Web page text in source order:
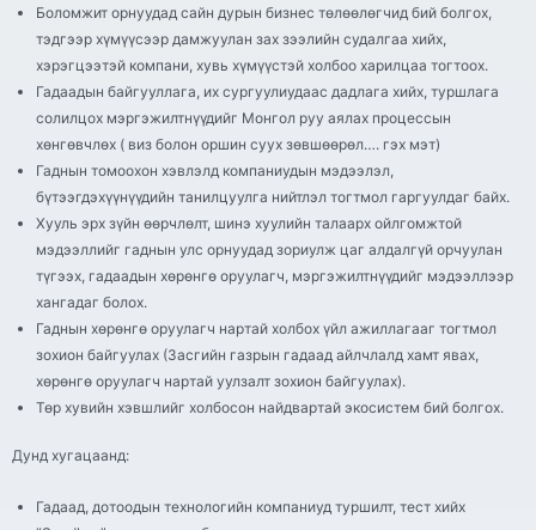
Боломжит орнуудад сайн дурын бизнес төлөөлөгчид бий болгох,
тэдгээр хүмүүсээр дамжуулан зах зээлийн судалгаа хийх,
хэрэгцээтэй компани, хувь хүмүүстэй холбоо харилцаа тогтоох.
Гадаадын байгууллага, их сургуулиудаас дадлага хийх, туршлага
солилцох мэргэжилтнүүдийг Монгол руу аялах процессын
хөнгөвчлөх ( виз болон оршин суух зөвшөөрөл…. гэх мэт)
Гаднын томоохон хэвлэлд компаниудын мэдээлэл,
бүтээгдэхүүнүүдийн танилцуулга нийтлэл тогтмол гаргуулдаг байх.
Хууль эрх зүйн өөрчлөлт, шинэ хуулийн талаарх ойлгомжтой
мэдээллийг гаднын улс орнуудад зориулж цаг алдалгүй орчуулан
түгээх, гадаадын хөрөнгө оруулагч, мэргэжилтнүүдийг мэдээллээр
хангадаг болох.
Гаднын хөрөнгө оруулагч нартай холбох үйл ажиллагааг тогтмол
зохион байгуулах (Засгийн газрын гадаад айлчлалд хамт явах,
хөрөнгө оруулагч нартай уулзалт зохион байгуулах).
Төр хувийн хэвшлийг холбосон найдвартай экосистем бий болгох.
Дунд хугацаанд:
Гадаад, дотоодын технологийн компаниуд туршилт, тест хийх